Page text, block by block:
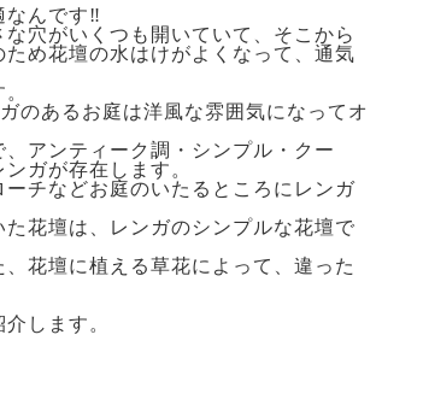
なんです‼
な穴がいくつも開いていて、そこから
め花壇の水はけがよくなって、通気
のあるお庭は洋風な雰囲気になってオ
アンティーク調・シンプル・クー
ガが存在します。
チなどお庭のいたるところにレンガ
花壇は、レンガのシンプルな花壇で
花壇に植える草花によって、違った
します。